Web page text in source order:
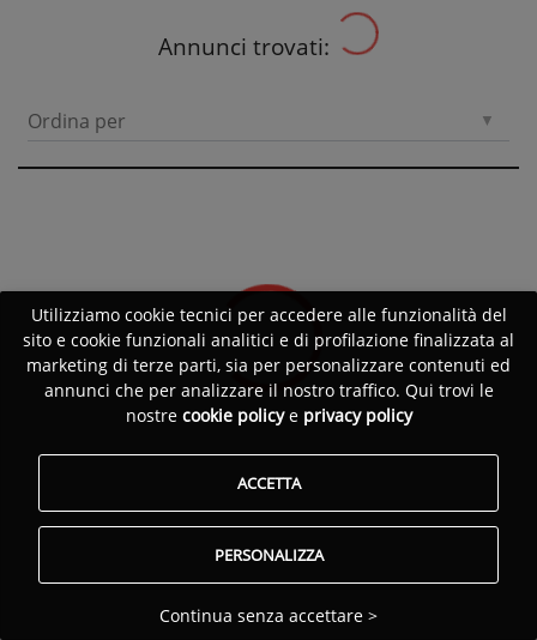
Annunci trovati:
Ordina per
Utilizziamo cookie tecnici per accedere alle funzionalità del
sito e cookie funzionali analitici e di profilazione finalizzata al
marketing di terze parti, sia per personalizzare contenuti ed
annunci che per analizzare il nostro traffico. Qui trovi le
nostre cookie policye privacy policy
ACCETTA
PERSONALIZZA
Continua senza accettare >